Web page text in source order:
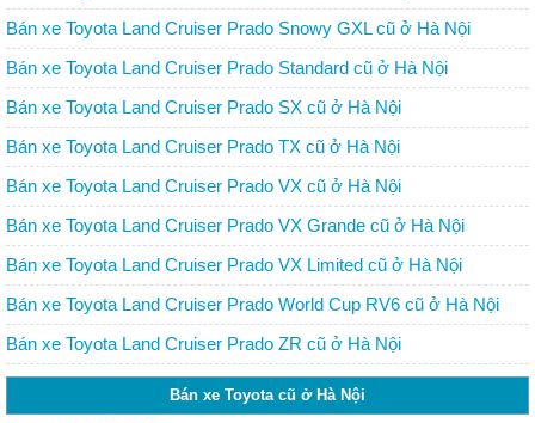
Bán xe Toyota Land Cruiser Prado Snowy GXL cũ ở Hà Nội
Bán xe Toyota Land Cruiser Prado Standard cũ ở Hà Nội
Bán xe Toyota Land Cruiser Prado SX cũ ở Hà Nội
Bán xe Toyota Land Cruiser Prado TX cũ ở Hà Nội
Bán xe Toyota Land Cruiser Prado VX cũ ở Hà Nội
Bán xe Toyota Land Cruiser Prado VX Grande cũ ở Hà Nội
Bán xe Toyota Land Cruiser Prado VX Limited cũ ở Hà Nội
Bán xe Toyota Land Cruiser Prado World Cup RV6 cũ ở Hà Nội
Bán xe Toyota Land Cruiser Prado ZR cũ ở Hà Nội
Bán xe Toyota cũ ở Hà Nội